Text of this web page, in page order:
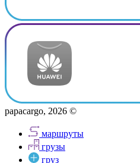
papacargo, 2026 ©
маршруты
грузы
груз